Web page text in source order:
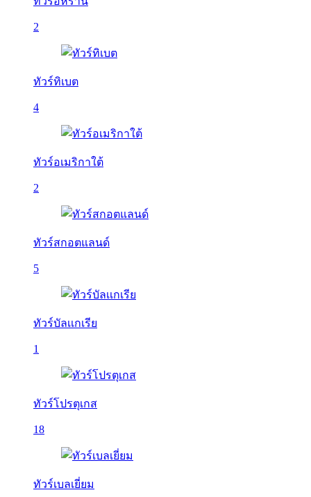
2
ทัวร์ทิเบต
4
ทัวร์อเมริกาใต้
2
ทัวร์สกอตแลนด์
5
ทัวร์บัลเเกเรีย
1
ทัวร์โปรตุเกส
18
ทัวร์เบลเยี่ยม